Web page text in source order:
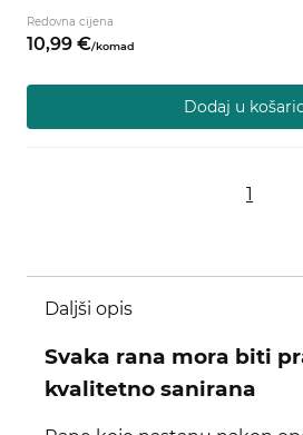
Redovna cijena
10,99 €/komad
Dodaj u
1
Daljši opis
Svaka rana mora biti
kvalitetno sanirana